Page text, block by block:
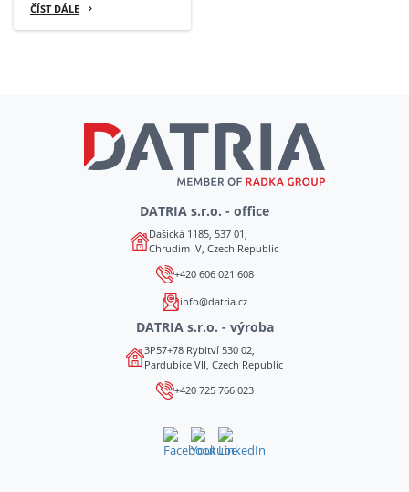
ČÍST DÁLE
DATRIA s.r.o. - office
Dašická 1185, 537 01,
Chrudim IV, Czech Republic
+420 606 021 608
info@datria.cz
DATRIA s.r.o. - výroba
3P57+78 Rybitví 530 02,
Pardubice VII, Czech Republic
+420 725 766 023